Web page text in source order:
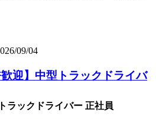
09/04
迎】中型トラックドライバ
ラックドライバー 正社員